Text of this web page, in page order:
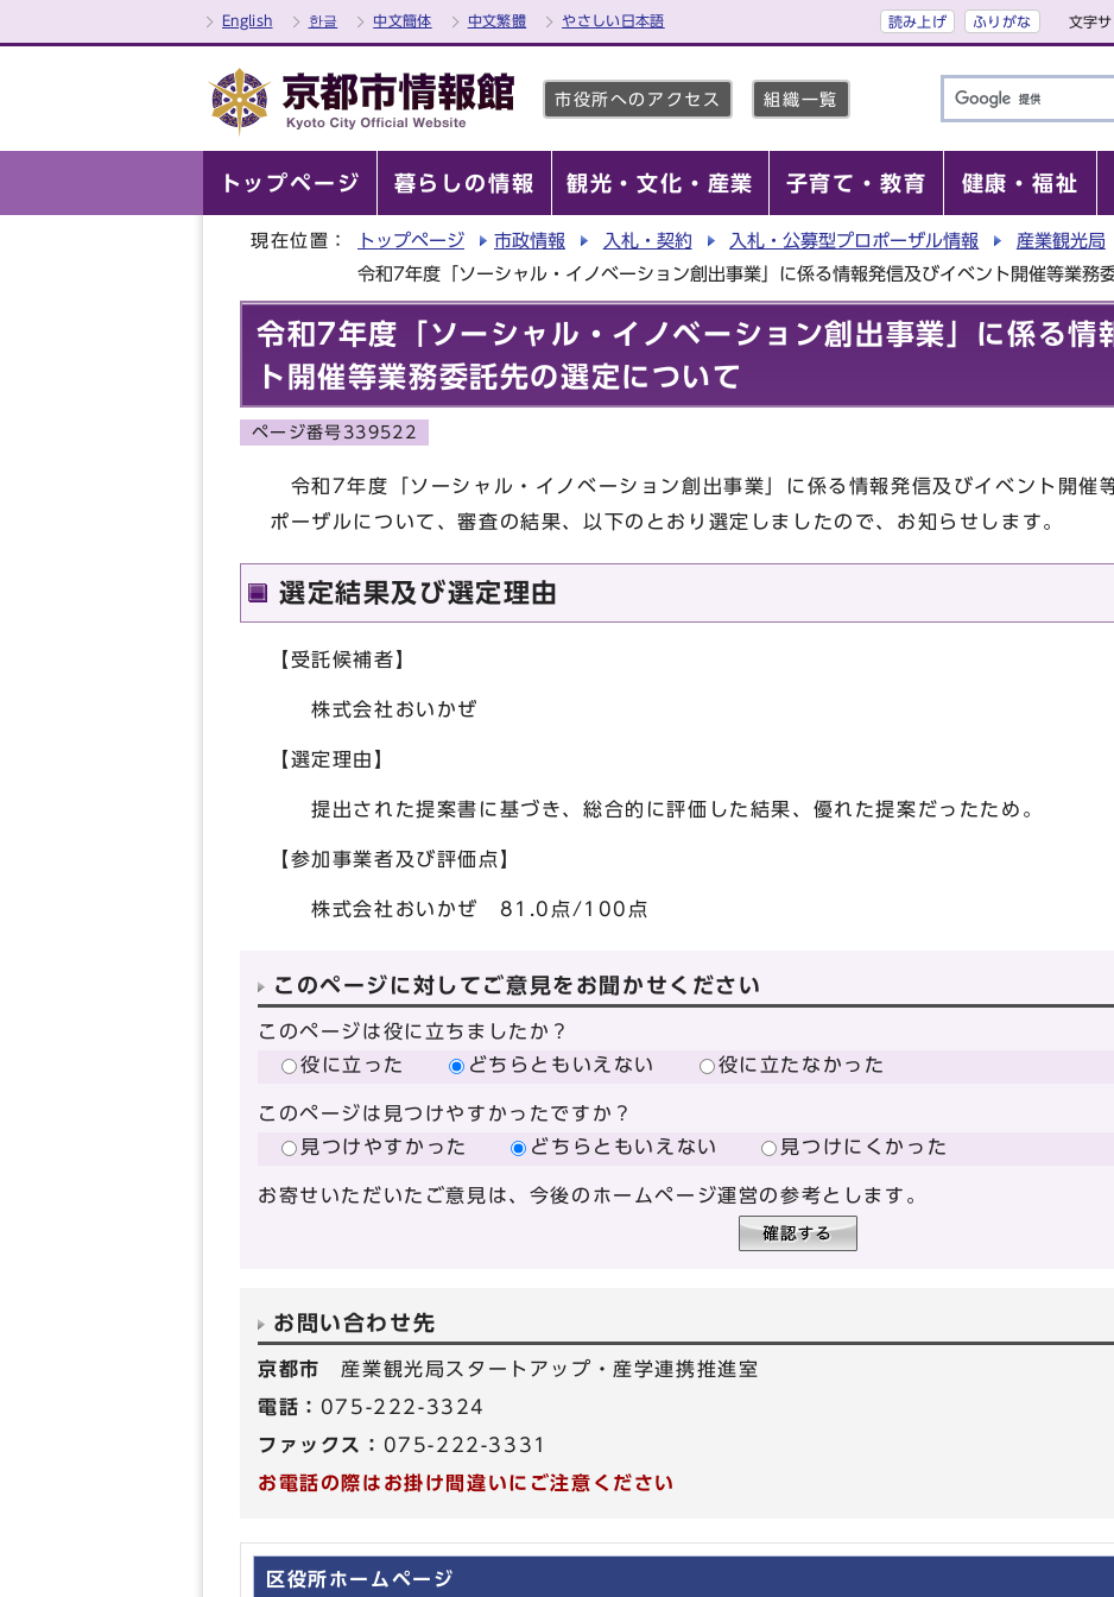
English 한글 中文簡体 中文繁體 やさしい日本語 読み上げ ふりがな 文字
市役所へのアクセス 組織一覧
トップページ 暮らしの情報 観光・文化・産業 子育て・教育 健康・福祉
現在位置： トップページ 市政情報 入札・契約 入札・公募型プロポーザル情報
産業観光局
令和7年度「ソーシャル・イノベーション創出事業」に係る情報発信及びイベント開催等業務
令和7年度「ソーシャル・イノベーション創出事業」に係る情
ト開催等業務委託先の選定について
ページ番号339522
令和7年度「ソーシャル・イノベーション創出事業」に係る情報発信及びイベント開催
ポーザルについて、審査の結果、以下のとおり選定しましたので、お知らせします。
選定結果及び選定理由
【受託候補者】
株式会社おいかぜ
【選定理由】
提出された提案書に基づき、総合的に評価した結果、優れた提案だったため。
【参加事業者及び評価点】
株式会社おいかぜ 81.0点/100点
このページに対してご意見をお聞かせください
このページは役に立ちましたか？
役に立った
どちらともいえない 役に立たなかった
このページは見つけやすかったですか？
見つけやすかった
どちらともいえない 見つけにくかった
お寄せいただいたご意見は、今後のホームページ運営の参考とします。
お問い合わせ先
京都市 産業観光局スタートアップ・産学連携推進室
電話： 075-222-3324
ファックス： 075-222-3331
お電話の際はお掛け間違いにご注意ください
区役所ホームページ